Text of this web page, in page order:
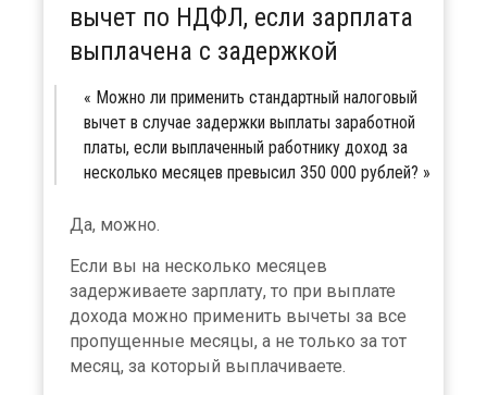
вычет по НДФЛ, если зарплата
выплачена с задержкой
Можно ли применить стандартный налоговый
вычет в случае задержки выплаты заработной
платы, если выплаченный работнику доход за
несколько месяцев превысил 350 000 рублей?
Да, можно.
Если вы на несколько месяцев
задерживаете зарплату, то при выплате
дохода можно применить вычеты за все
пропущенные месяцы, а не только за тот
месяц, за который выплачиваете.